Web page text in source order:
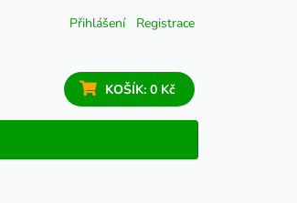
Přihlášení Registrace
KOŠÍK: 0 Kč